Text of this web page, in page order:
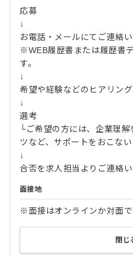
応募
↓
お電話・メールにてご連絡い
※WEB履歴書または履歴書
す。
↓
希望や経験などのヒアリング
↓
選考
└ご希望の方には、企業理
ツなど、サポートをおこない
↓
合否を求人担当よりご連絡い
面接地
※面接はオンラインか対面
閉じ